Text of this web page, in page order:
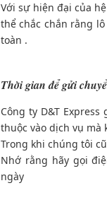
Với sự hiện đại của
thể chắc chắn rằng
toàn .
Thời gian để gửi
Công ty D&T
thuộc vào dịch vụ mà
Trong khi chúng tôi
Nhớ rằng hãy gọi
ngày